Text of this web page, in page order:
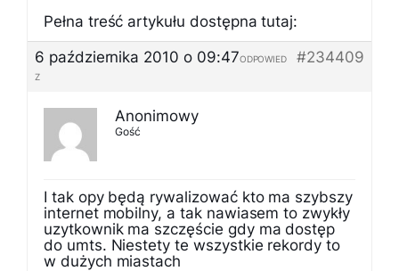
Pełna treść artykułu dostępna tutaj:
6 października 2010 o 09:47
#234409
ODPOWIED
Z
Anonimowy
Gość
I tak opy będą rywalizować kto ma szybszy
internet mobilny, a tak nawiasem to zwykły
uzytkownik ma szczęście gdy ma dostęp
do umts. Niestety te wszystkie rekordy to
w dużych miastach